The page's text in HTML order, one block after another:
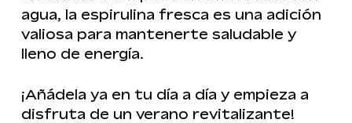
agua, la espirulina fresca es una adición
valiosa para mantenerte saludable y
lleno de energía.
¡Añádela ya en tu día a día y empieza a
disfruta de un verano revitalizante!